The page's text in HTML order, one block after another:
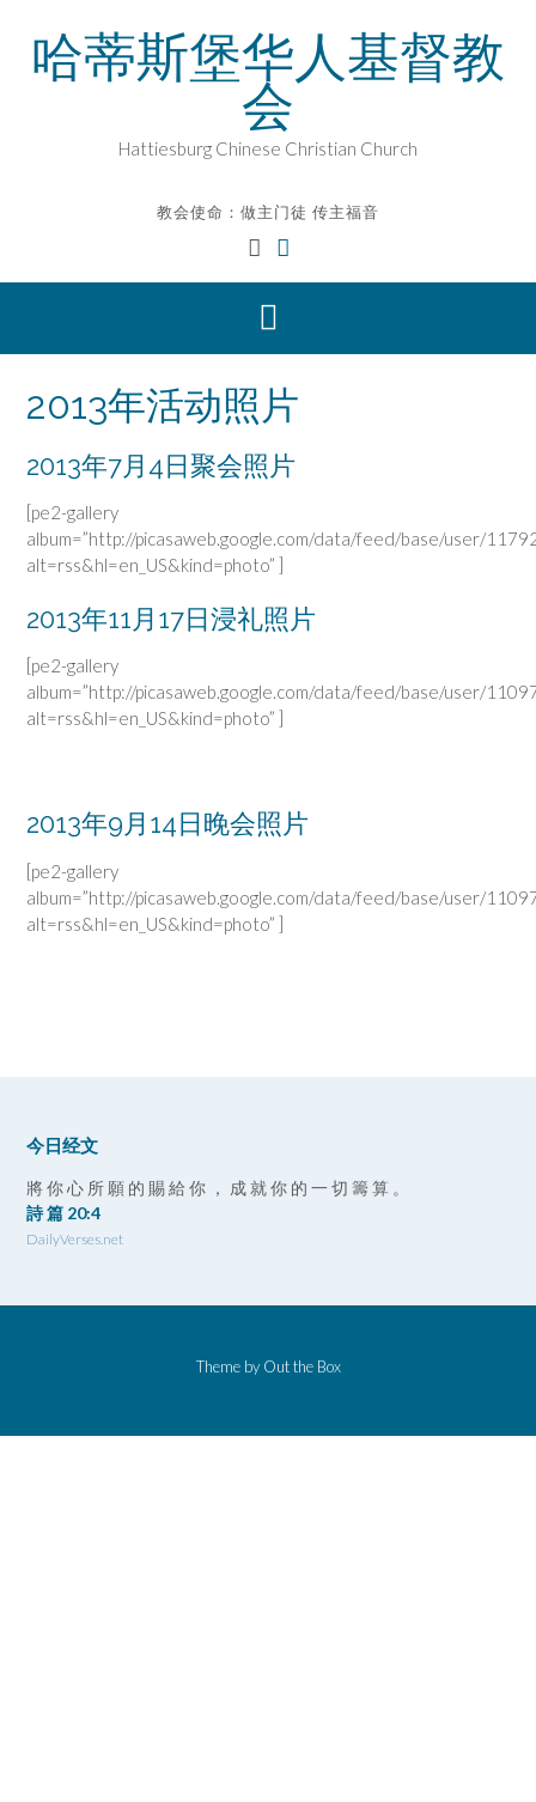
content哈蒂斯堡华人基督教
会
Hattiesburg Chinese Christian Church
教会使命：做主门徒 传主福音
2013年活动照片
2013年7月4日聚会照片
[pe2-gallery
album=”http://picasaweb.google.com/data/feed/base/user/
alt=rss&hl=en_US&kind=photo” ]
2013年11月17日浸礼照片
[pe2-gallery
album=”http://picasaweb.google.com/data/feed/base/user/
alt=rss&hl=en_US&kind=photo” ]
2013年9月14日晚会照片
[pe2-gallery
album=”http://picasaweb.google.com/data/feed/base/user/
alt=rss&hl=en_US&kind=photo” ]
今日经文
將 你 心 所 願 的 賜 給 你 ， 成 就 你 的 一 切 籌 算 。
詩 篇 20:4
DailyVerses.net
Theme by Out the Box